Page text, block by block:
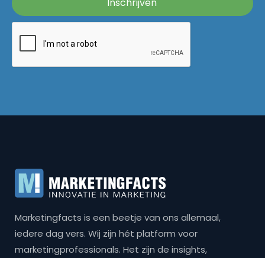
Marketingfacts is een beetje van ons allemaal,
iedere dag vers. Wij zijn hét platform voor
marketingprofessionals. Het zijn de insights,